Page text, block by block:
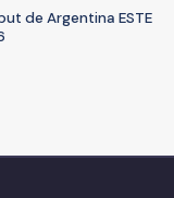
de Argentina ESTE